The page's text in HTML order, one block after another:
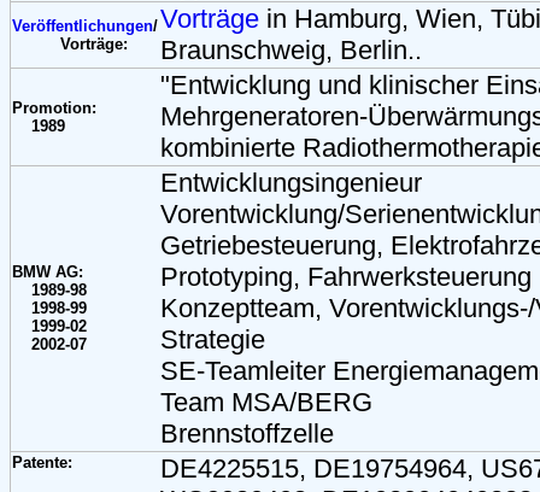
Veröffentlichungen/
Vorträge:
Vorträge in Hamburg, Wien,
Braunschweig, Berlin..
Promotion:
1989
"Entwicklung und klinischer
Mehrgeneratoren-
kombinierte
BMW AG:
1989-98
1998-99
1999-02
2002-07
Entwicklungsingenieur
Vorentwicklung/
Getriebesteuerung,
Prototyping, Fahrwerksteuerung
Konzeptteam,
Strategie
SE-Teamleiter
Team MSA/BERG
Brennstoffzelle
Patente:
DE4225515, DE19754964,